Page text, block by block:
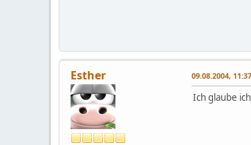
Esther 09.08.2004,
Ich glaube